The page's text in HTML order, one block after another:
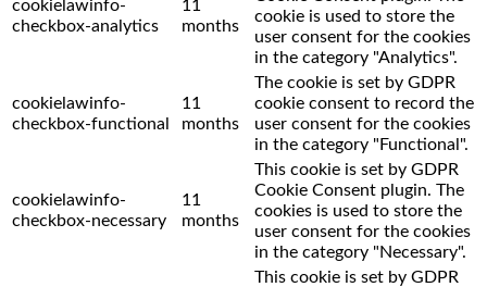
cookielawinfo-
checkbox-analytics
11
months
cookie is used to store the
user consent for the cookies
in the category "Analytics".
cookielawinfo-
checkbox-functional
11
months
The cookie is set by GDPR
cookie consent to record the
user consent for the cookies
in the category "Functional".
cookielawinfo-
checkbox-necessary
11
months
This cookie is set by GDPR
Cookie Consent plugin. The
cookies is used to store the
user consent for the cookies
in the category "Necessary".
This cookie is set by GDPR